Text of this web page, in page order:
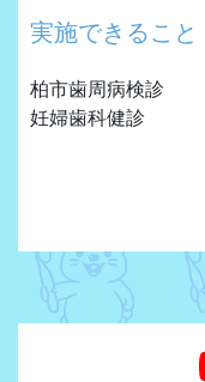
実施できること
柏市歯周病検診
妊婦歯科健診